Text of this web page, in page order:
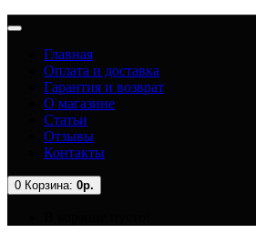
Главная
Оплата и доставка
Гарантия и возврат
О магазине
Статьи
Отзывы
Контакты
0 Корзина: 0р.